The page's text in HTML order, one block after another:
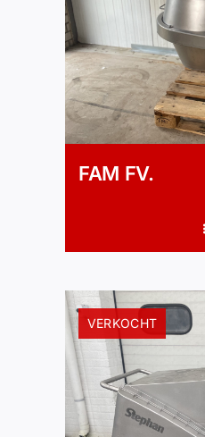
FAM FV.
VERKOCHT